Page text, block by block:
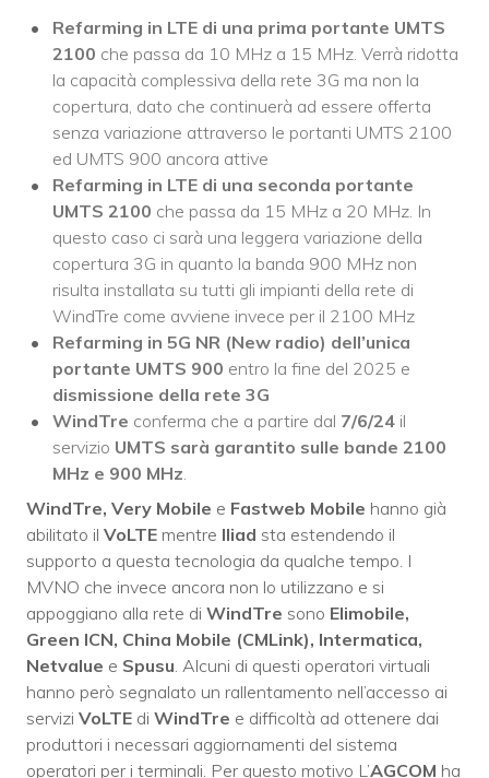
Refarming in LTE di una prima portante UMTS
2100 che passa da 10 MHz a 15 MHz. Verrà ridotta
la capacità complessiva della rete 3G ma non la
copertura, dato che continuerà ad essere offerta
senza variazione attraverso le portanti UMTS 2100
ed UMTS 900 ancora attive
Refarming in LTE di una seconda portante
UMTS 2100 che passa da 15 MHz a 20 MHz. In
questo caso ci sarà una leggera variazione della
copertura 3G in quanto la banda 900 MHz non
risulta installata su tutti gli impianti della rete di
WindTre come avviene invece per il 2100 MHz
Refarming in 5G NR (New radio) dell’unica
portante UMTS 900 entro la fine del 2025 e
dismissione della rete 3G
WindTre conferma che a partire dal 7/6/24 il
servizio UMTS sarà garantito sulle bande 2100
MHz e 900 MHz.
WindTre, Very Mobile e Fastweb Mobile hanno già
abilitato il VoLTE mentre Iliad sta estendendo il
supporto a questa tecnologia da qualche tempo. I
MVNO che invece ancora non lo utilizzano e si
appoggiano alla rete di WindTre sono Elimobile,
Green ICN, China Mobile (CMLink), Intermatica,
Netvalue e Spusu. Alcuni di questi operatori virtuali
hanno però segnalato un rallentamento nell’accesso ai
servizi VoLTE di WindTre e difficoltà ad ottenere dai
produttori i necessari aggiornamenti del sistema
operatori per i terminali. Per questo motivo L’AGCOM ha